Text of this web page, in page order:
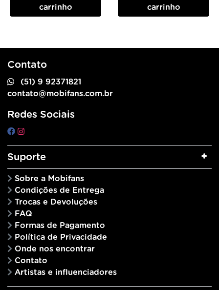
carrinho
carrinho
Contato
(51) 9 92371821
contato@mobifans.com.br
Redes Sociais
Suporte
Sobre a Mobifans
Condições de Entrega
Trocas e Devoluções
FAQ
Formas de Pagamento
Política de Privacidade
Onde nos encontrar
Contato
Artistas e influenciadores